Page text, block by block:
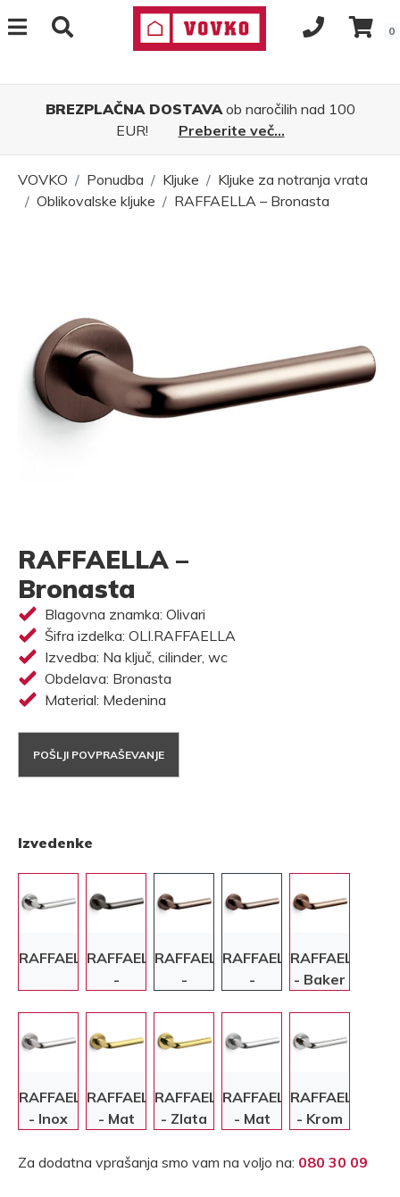
0
BREZPLAČNA DOSTAVAob naročilih nad 100
EUR!
Preberite več...
VOVKO Ponudba Kljuke
Kljuke za notranja vrata
Oblikovalske kljuke
RAFFAELLA – Bronasta
RAFFAELLA –
Bronasta
Blagovna znamka: Olivari
Šifra izdelka: OLI.RAFFAELLA
Izvedba: Na ključ, cilinder, wc
Obdelava: Bronasta
Material: Medenina
POŠLJI POVPRAŠEVANJE
Izvedenke
RAFFAELLARAFFAELLA
-
RAFFAELLA
-
RAFFAELLA
-
RAFFAELLA
- Baker
RAFFAELLA
- Inox
RAFFAELLA
- Mat
RAFFAELLA
- Zlata
RAFFAELLA
- Mat
RAFFAELLA
- Krom
Za dodatna vprašanja smo vam na voljo na: 080 30 09